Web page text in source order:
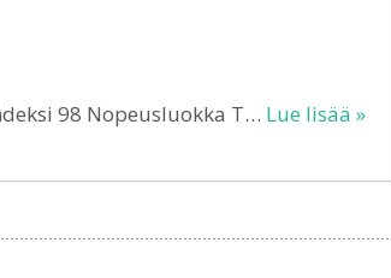
98 Nopeusluokka T… Lue lisää »